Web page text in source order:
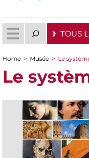
TOUS
You are here
Home > Musée > Le
Le